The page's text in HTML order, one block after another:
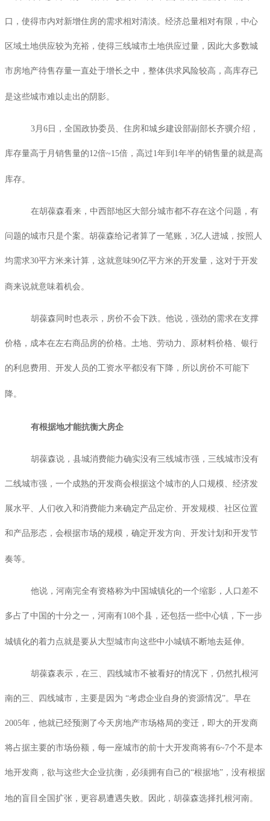
口，使得市内对新增住房的需求相对清淡。经济总量相对有限，中心
区域土地供应较为充裕，使得三线城市土地供应过量，因此大多数城
市房地产待售存量一直处于增长之中，整体供求风险较高，高库存已
是这些城市难以走出的阴影。
3 月 6 日，全国政协委员、住房和城乡建设部副部长齐骥介绍，
库存量高于月销售量的12倍~15倍，高过1 年到 1 年半的销售量的就是高
库存。
在胡葆森看来，中西部地区大部分城市都不存在这个问题，有
问题的城市只是个案。胡葆森给记者算了一笔账， 3亿人进城，按照人
均需求30平方米来计算，这就意味90亿平方米的开发量，这对于开发
商来说就意味着机会。
胡葆森同时也表示，房价不会下跌。他说，强劲的需求在支撑
价格，成本在左右商品房的价格。土地、劳动力、原材料价格、银行
的利息费用、开发人员的工资水平都没有下降，所以房价不可能下
降。
有根据地才能抗衡大房企
胡葆森说，县城消费能力确实没有三线城市强，三线城市没有
二线城市强，一个成熟的开发商会根据这个城市的人口规模、经济发
展水平、人们收入和消费能力来确定产品定价、开发规模、社区位置
和产品形态，会根据市场的规模，确定开发方向、开发计划和开发节
奏等。
他说，河南完全有资格称为中国城镇化的一个缩影，人口差不
多占了中国的十分之一，河南有108个县，还包括一些中心镇，下一步
城镇化的着力点就是要从大型城市向这些中小城镇不断地去延伸。
胡葆森表示，在三、四线城市不被看好的情况下，仍然扎根河
南的三、四线城市，主要是因为 “考虑企业自身的资源情况”。早在
2005年，他就已经预测了今天房地产市场格局的变迁，即大的开发商
将占据主要的市场份额，每一座城市的前十大开发商将有6~7个不是本
地开发商，欲与这些大企业抗衡，必须拥有自己的“根据地”，没有根据
地的盲目全国扩张，更容易遭遇失败。因此，胡葆森选择扎根河南。